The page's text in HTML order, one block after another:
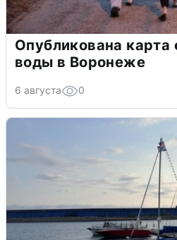
Опубликована карта
воды в Воронеже
6 августа 0